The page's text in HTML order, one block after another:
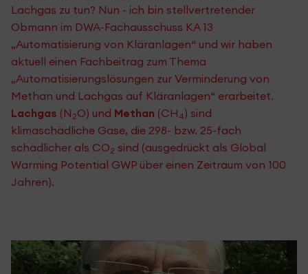
Lachgas zu tun? Nun - ich bin stellvertretender
Obmann im DWA-Fachausschuss KA 13
„Automatisierung von Kläranlagen“ und wir haben
aktuell einen Fachbeitrag zum Thema
„Automatisierungslösungen zur Verminderung von
Methan und Lachgas auf Kläranlagen“ erarbeitet.
Lachgas (N 2O) und Methan (CH4) sind
klimaschädliche Gase, die 298- bzw. 25-fach
schädlicher als CO2 sind (ausgedrückt als Global
Warming Potential GWP über einen Zeitraum von 100
Jahren).